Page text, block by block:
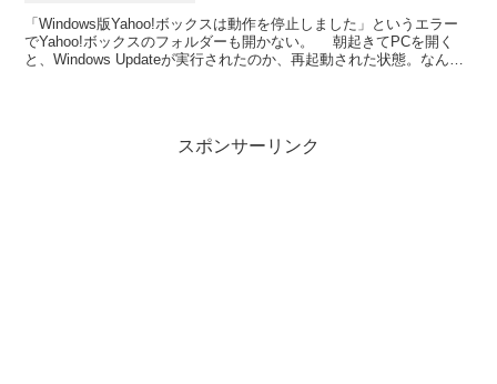
「Windows版Yahoo!ボックスは動作を停止しました」というエラー
でYahoo!ボックスのフォルダーも開かない。 朝起きてPCを開く
と、Windows Updateが実行されたのか、再起動された状態。なんの
スポンサーリンク